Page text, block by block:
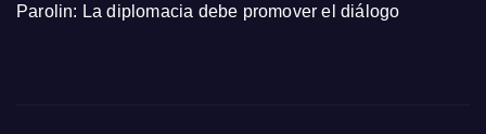
Parolin: La diplomacia debe promover el diálogo